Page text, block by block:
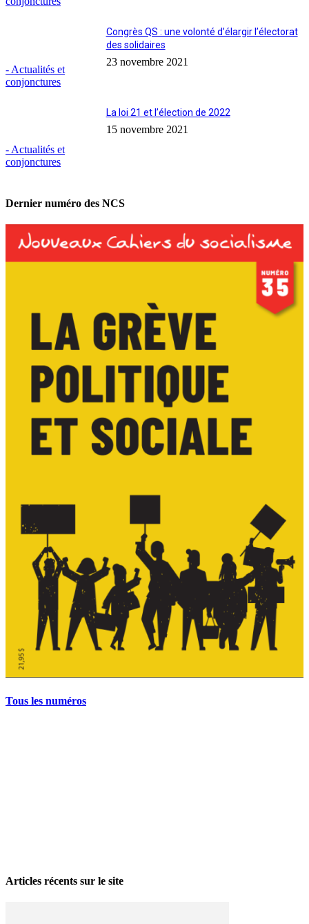
- Actualités et
conjonctures
Congrès QS : une volonté d’élargir l’électorat
des solidaires
23 novembre 2021
- Actualités et
conjonctures
La loi 21 et l’élection de 2022
15 novembre 2021
Dernier numéro des NCS
Tous les numéros
Articles récents sur le site